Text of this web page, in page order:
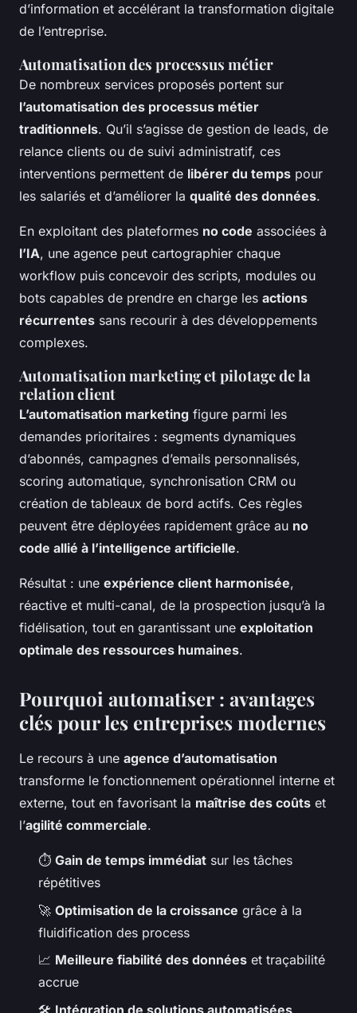
d’information et accélérant la transformation digitale
de l’entreprise.
Automatisation des processus métier
De nombreux services proposés portent sur
l’automatisation des processus métier
traditionnels. Qu’il s’agisse de gestion de leads, de
relance clients ou de suivi administratif, ces
interventions permettent de libérer du temps pour
les salariés et d’améliorer la qualité des données.
En exploitant des plateformes no code associées à
l’IA, une agence peut cartographier chaque
workflow puis concevoir des scripts, modules ou
bots capables de prendre en charge les actions
récurrentes sans recourir à des développements
complexes.
Automatisation marketing et pilotage de la
relation client
L’automatisation marketing figure parmi les
demandes prioritaires : segments dynamiques
d’abonnés, campagnes d’emails personnalisés,
scoring automatique, synchronisation CRM ou
création de tableaux de bord actifs. Ces règles
peuvent être déployées rapidement grâce au no
code allié à l’intelligence artificielle.
Résultat : une expérience client harmonisée,
réactive et multi-canal, de la prospection jusqu’à la
fidélisation, tout en garantissant une exploitation
optimale des ressources humaines.
Pourquoi automatiser : avantages
clés pour les entreprises modernes
Le recours à une agence d’automatisation
transforme le fonctionnement opérationnel interne et
externe, tout en favorisant la maîtrise des coûts et
l’agilité commerciale.
⏱️ Gain de temps immédiat sur les tâches
répétitives
🚀 Optimisation de la croissance grâce à la
fluidification des process
📈 Meilleure fiabilité des données et traçabilité
accrue
🛠️ Intégration de solutions automatisées